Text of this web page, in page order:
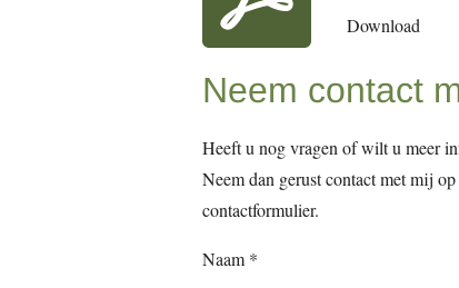
Download
Neem contact
Heeft u nog vragen of wilt u meer
Neem dan gerust contact met mij
contactformulier.
Naam *